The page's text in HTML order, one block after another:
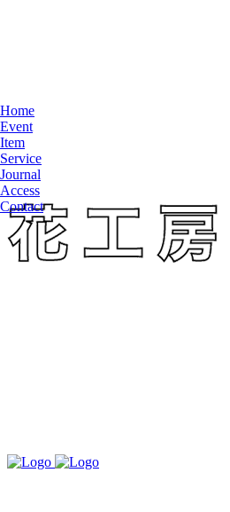
Home
Event
Item
Service
Journal
Access
Contact